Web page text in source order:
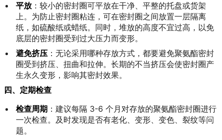
平放 ：较小的密封圈可平放在干净、平整的托盘或货架
上。为防止密封圈粘连，可在密封圈之间放置一层隔离
纸，如硫酸纸或蜡纸。同时，堆放的高度不宜过高，以免
底层的密封圈受到过大压力而变形。
避免挤压 ：无论采用哪种存放方式，都要避免聚氨酯密封
圈受到挤压、扭曲和拉伸。长期的不当挤压会使密封圈产
生永久变形，影响其密封效果。
四、定期检查
检查周期 ：建议每隔 3-6 个月对存放的聚氨酯密封圈进行
一次检查。及时发现是否有老化、变形、变色、裂纹等问
题。